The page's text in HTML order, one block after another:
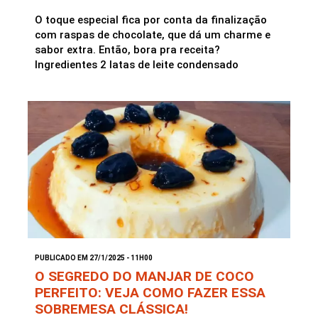
O toque especial fica por conta da finalização
com raspas de chocolate, que dá um charme e
sabor extra. Então, bora pra receita?
Ingredientes 2 latas de leite condensado
PUBLICADO EM 27/1/2025 - 11H00
O SEGREDO DO MANJAR DE COCO
PERFEITO: VEJA COMO FAZER ESSA
SOBREMESA CLÁSSICA!